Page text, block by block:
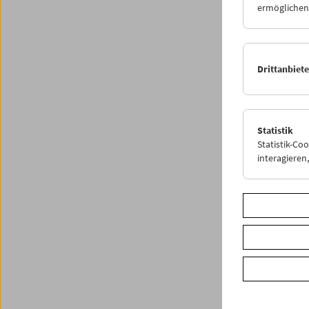
leider
zu
Share
Statistik
Statistik-